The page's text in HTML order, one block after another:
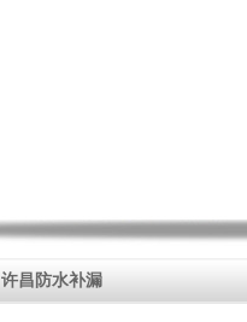
许昌防水补漏